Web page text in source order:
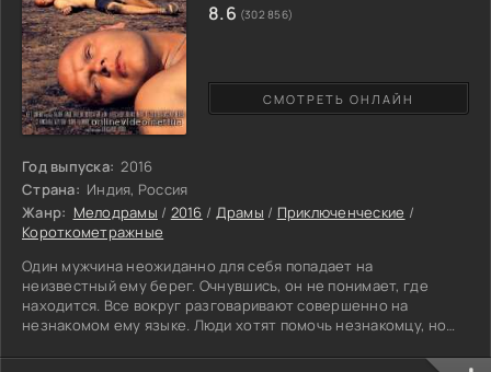
Год выпуска: 2016
Страна: Индия, Россия
Жанр: Мелодрамы / 2016 / Драмы / Приключенческие /
Короткометражные
Один мужчина неожиданно для себя попадает на
неизвестный ему берег. Очнувшись, он не понимает, где
находится. Все вокруг разговаривают совершенно на
незнакомом ему языке. Люди хотят помочь незнакомцу, но
Герой пытается выяснить, в какое место он попал и, как здесь
СМОТРЕТЬ ОНЛАЙН
8.6 (302 856)